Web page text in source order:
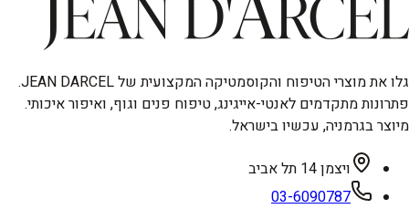
גלו את מוצרי הטיפוח והקוסמטיקה המקצועית של JEAN DARCEL.
פתרונות מתקדמים לאנטי-אייגינג, טיפוח פנים וגוף, ואיפור איכותי.
מיוצר בגרמניה, עכשיו בישראל.
ויצמן 14 תל אביב
03-6090787